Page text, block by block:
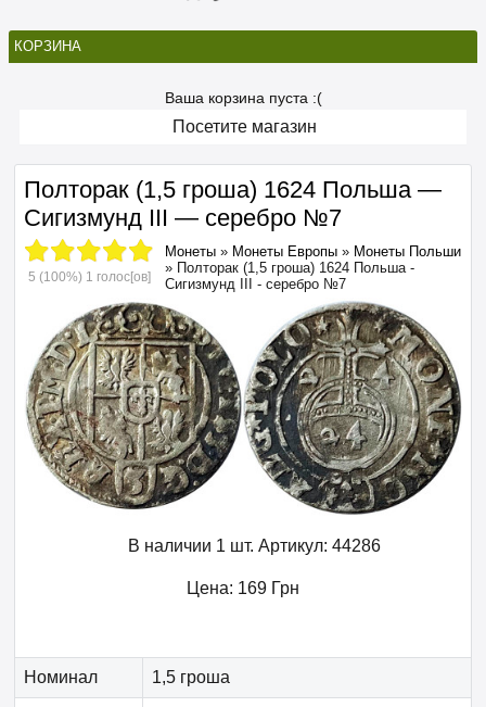
КОРЗИНА
Ваша корзина пуста :(
Посетите магазин
Полторак (1,5 гроша) 1624 Польша —
Сигизмунд III — серебро №7
5 (100%) 1 голос[ов]
Монеты » Монеты Европы » Монеты Польши
» Полторак (1,5 гроша) 1624 Польша -
Сигизмунд III - серебро №7
В наличии 1 шт. Артикул: 44286
Цена: 169 Грн
Номинал 1,5 гроша